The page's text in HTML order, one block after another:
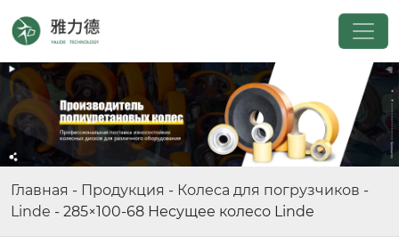
Главная - Продукция - Колеса для погрузчиков -
Linde - 285×100-68 Несущее колесо Linde